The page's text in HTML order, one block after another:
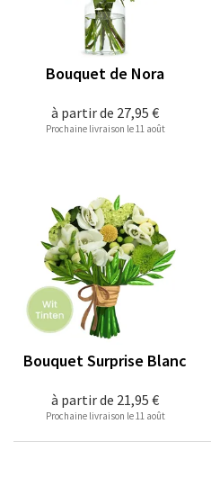
à partir de 27,95 €
Bouquet de Nora
Prochaine livraison le 11 août
à partir de 21,95 €
Bouquet Surprise Blanc
Prochaine livraison le 11 août